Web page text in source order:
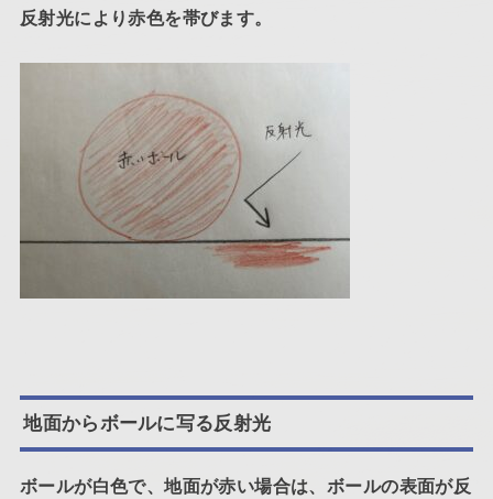
反射光により赤色を帯びます。
地面からボールに写る反射光
ボールが白色で、地面が赤い場合は、ボールの表面が反